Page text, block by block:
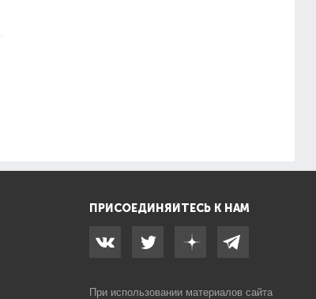
ПРИСОЕДИНЯЙТЕСЬ К НАМ
При использовании материалов сайта